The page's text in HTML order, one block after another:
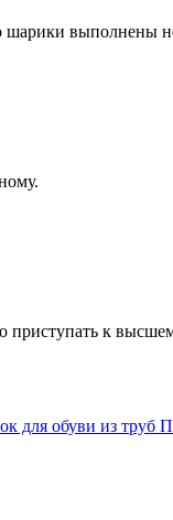
выполнены
к
для обуви из